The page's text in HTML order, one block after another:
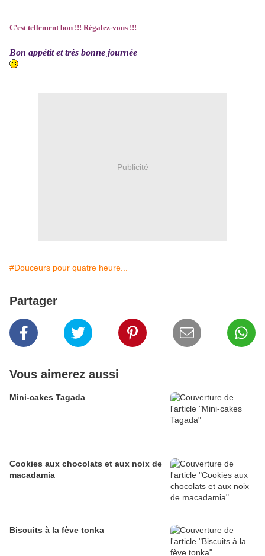
C’est tellement bon !!! Régalez-vous !!!
Bon appétit et très bonne journée
Publicité
#Douceurs pour quatre heure...
Partager
Vous aimerez aussi
Mini-cakes Tagada
Cookies aux chocolats et aux noix de
macadamia
Biscuits à la fève tonka